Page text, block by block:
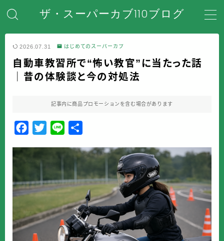
ザ・スーパーカブ110ブログ
MENU
ホーム
安全対策・事故防止
メンテナンス・整備・DIY
装備・アクセサリー
盗難・防犯対策
バイク屋・購入
2026.07.31 はじめてのスーパーカブ
自動車教習所で“怖い教官”に当たった話
｜昔の体験談と今の対処法
記事内に商品プロモーションを含む場合があります
b
o
k
T
t
r